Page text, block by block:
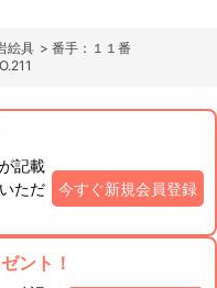
絵具 > 番手：１１番
記載
ただ
今すぐ新規会員登録
ント！